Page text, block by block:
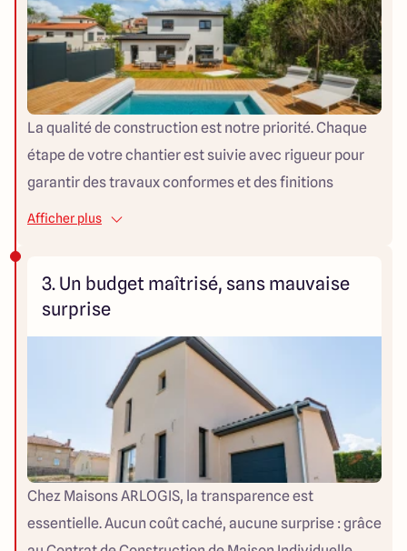
La qualité de construction est notre priorité. Chaque
étape de votre chantier est suivie avec rigueur pour
garantir des travaux conformes et des finitions
soignées. Pour votre tranquillité d’esprit, nous vous
Ouvrage. De la conception à la remise des clés, nous
visons l’excellence à chaque instant.
Afficher plus
3. Un budget maîtrisé, sans mauvaise
surprise
Chez Maisons ARLOGIS, la transparence est
essentielle. Aucun coût caché, aucune surprise : grâce